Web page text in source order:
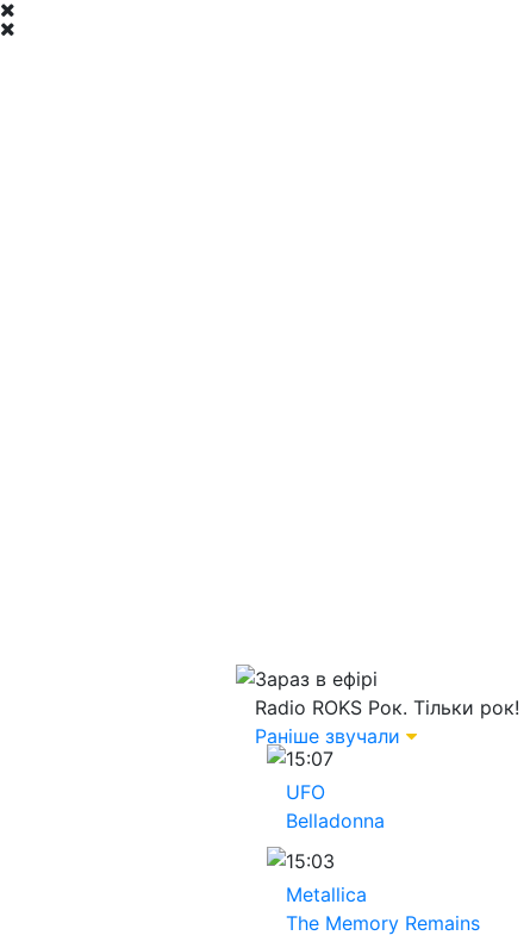
Зараз в ефірі
Radio ROKS Рок. Тільки рок!
Раніше звучали
15:07
UFO
Belladonna
15:03
Metallica
The Memory Remains